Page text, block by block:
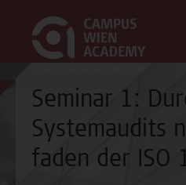
Seminar 1:
Systemaudits
faden der